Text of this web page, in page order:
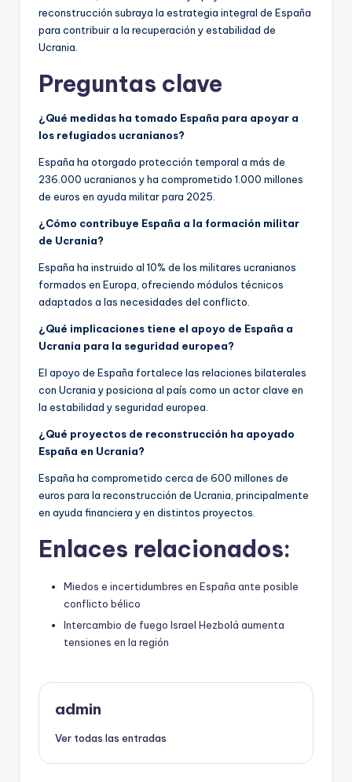
reconstrucción subraya la estrategia integral de España
para contribuir a la recuperación y estabilidad de
Ucrania.
Preguntas clave
¿Qué medidas ha tomado España para apoyar a
los refugiados ucranianos?
España ha otorgado protección temporal a más de
236.000 ucranianos y ha comprometido 1.000 millones
de euros en ayuda militar para 2025.
¿Cómo contribuye España a la formación militar
de Ucrania?
España ha instruido al 10% de los militares ucranianos
formados en Europa, ofreciendo módulos técnicos
adaptados a las necesidades del conflicto.
¿Qué implicaciones tiene el apoyo de España a
Ucrania para la seguridad europea?
El apoyo de España fortalece las relaciones bilaterales
con Ucrania y posiciona al país como un actor clave en
la estabilidad y seguridad europea.
¿Qué proyectos de reconstrucción ha apoyado
España en Ucrania?
España ha comprometido cerca de 600 millones de
euros para la reconstrucción de Ucrania, principalmente
en ayuda financiera y en distintos proyectos.
Enlaces relacionados:
Miedos e incertidumbres en España ante posible
conflicto bélico
Intercambio de fuego Israel Hezbolá aumenta
tensiones en la región
admin
Ver todas las entradas